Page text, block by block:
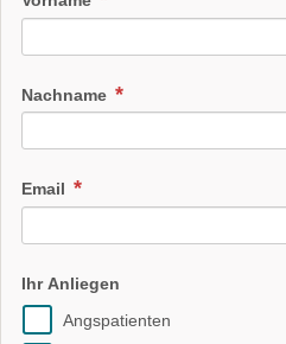
Nachname
Email
Ihr Anliegen
Angspatienten